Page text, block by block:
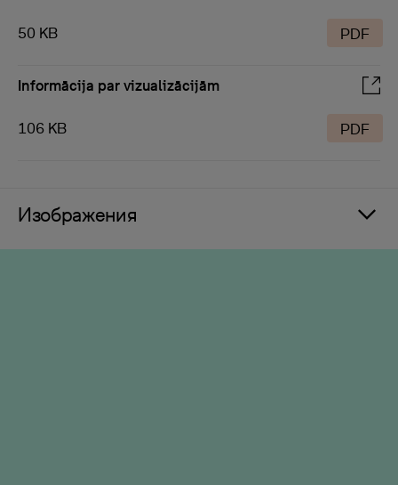
50 KB PDF
Informācija par vizualizācijām
106 KB PDF
Изображения